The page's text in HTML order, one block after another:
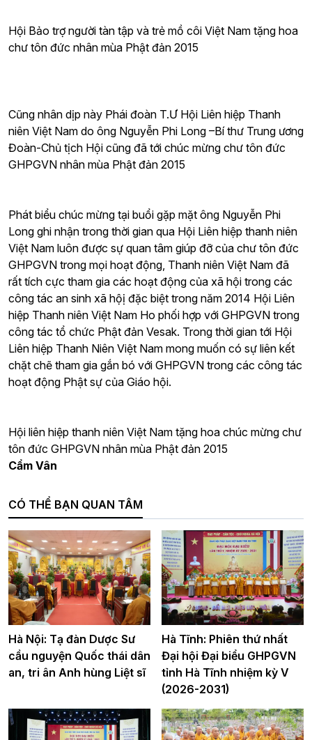
Hội Bảo trợ người tàn tập và trẻ mồ côi Việt Nam tặng hoa
chư tôn đức nhân mùa Phật đản 2015
Cũng nhân dịp này Phái đoàn T.Ư Hội Liên hiệp Thanh
niên Việt Nam do ông Nguyễn Phi Long –Bí thư Trung ương
Đoàn-Chủ tịch Hội cũng đã tới chúc mừng chư tôn đức
GHPGVN nhân mùa Phật đản 2015
Phát biểu chúc mừng tại buổi gặp mặt ông Nguyễn Phi
Long ghi nhận trong thời gian qua Hội Liên hiệp thanh niên
Việt Nam luôn được sự quan tâm giúp đỡ của chư tôn đức
GHPGVN trong mọi hoạt động, Thanh niên Việt Nam đã
rất tích cực tham gia các hoạt động của xã hội trong các
công tác an sinh xã hộị đặc biệt trong năm 2014 Hội Liên
hiệp Thanh niên Việt Nam Ho phối hợp với GHPGVN trong
công tác tổ chức Phật đản Vesak. Trong thời gian tới Hội
Liên hiệp Thanh Niên Việt Nam mong muốn có sự liên kết
chặt chẽ tham gia gắn bó với GHPGVN trong các công tác
hoạt động Phật sự của Giáo hội.
Hội liên hiệp thanh niên Việt Nam tặng hoa chúc mừng chư
tôn đức GHPGVN nhân mùa Phật đản 2015
Cẩm Vân
CÓ THỂ BẠN QUAN TÂM
Hà Nội: Tạ đàn Dược Sư
cầu nguyện Quốc thái dân
an, tri ân Anh hùng Liệt sĩ
Hà Tĩnh: Phiên thứ nhất
Đại hội Đại biểu GHPGVN
tỉnh Hà Tĩnh nhiệm kỳ V
(2026-2031)